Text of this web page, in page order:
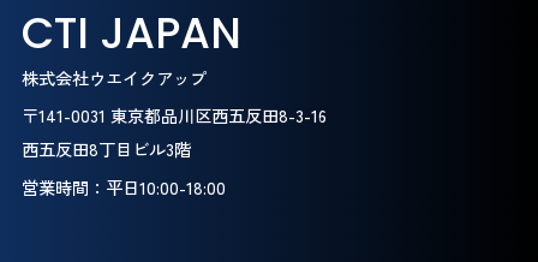
CTI JAPAN
株式会社ウエイクアップ
〒141-0031 東京都品川区西五反田8-3-16
西五反田8丁目ビル3階
営業時間：平日10:00-18:00